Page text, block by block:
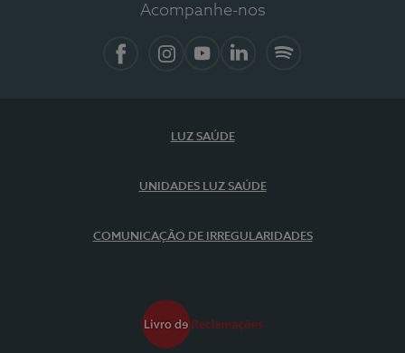
Acompanhe-nos
LUZ SAÚDE
UNIDADES LUZ SAÚDE
COMUNICAÇÃO DE IRREGULARIDADES